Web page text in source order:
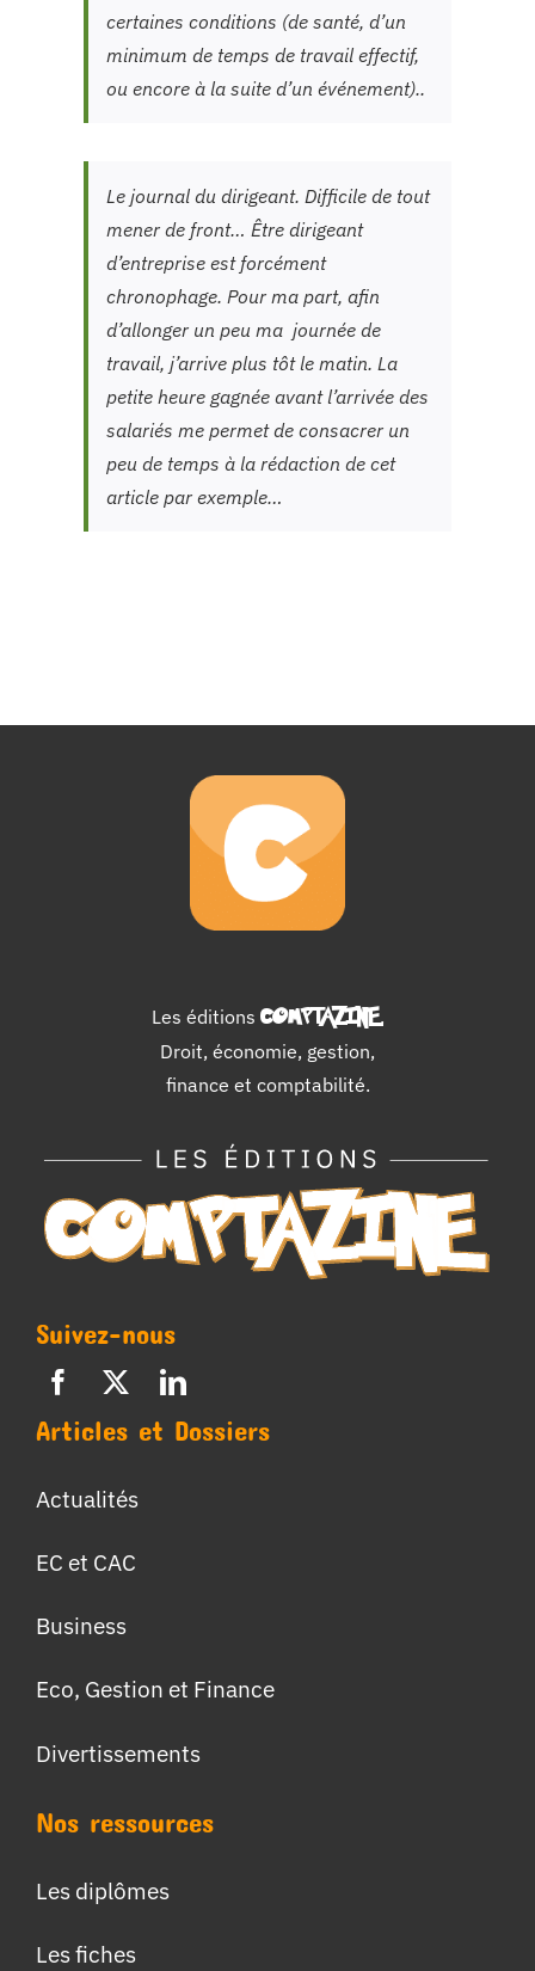
certaines conditions (de santé, d’un
minimum de temps de travail effectif,
ou encore à la suite d’un événement)..
Le journal du dirigeant. Difficile de tout
mener de front… Être dirigeant
d’entreprise est forcément
chronophage. Pour ma part, afin
d’allonger un peu ma journée de
travail, j’arrive plus tôt le matin. La
petite heure gagnée avant l’arrivée des
salariés me permet de consacrer un
peu de temps à la rédaction de cet
article par exemple…
Les éditions COMPTAZINE.
Droit, économie, gestion,
finance et comptabilité.
Suivez-nous
Articles et Dossiers
Actualités
EC et CAC
Business
Eco, Gestion et Finance
Divertissements
Nos ressources
Les diplômes
Les fiches